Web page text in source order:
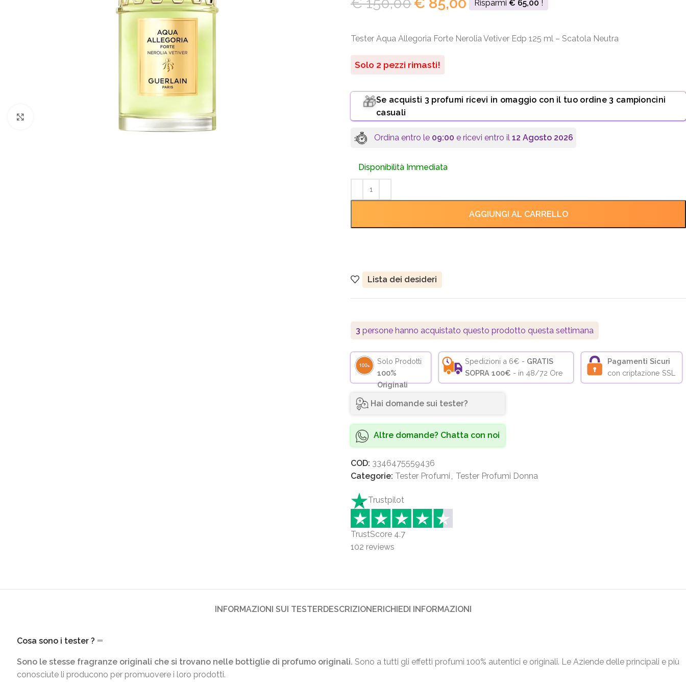
Risparmi € 65,00 !
Tester Aqua Allegoria Forte Nerolia Vetiver Edp 125 ml – Scatola Neutra
Solo 2 pezzi rimasti!
🎁Se acquisti 3 profumi ricevi in omaggio con il tuo ordine 3 campioncini
casuali
Ordina entro le 09:00 e ricevi entro il 12 Agosto 2026
Disponibilità Immediata
AGGIUNGI AL CARRELLO
Lista dei desideri
3 persone hanno acquistato questo prodotto questa settimana
Solo Prodotti
100%
Originali
Spedizioni a 6€ - GRATIS
SOPRA 100€ - in 48/72 Ore
Pagamenti Sicuri
con criptazione SSL
Hai domande sui tester?
Altre domande? Chatta con noi
COD: 3346475559436
Categorie: Tester Profumi Tester Profumi Donna
Trustpilot
TrustScore 4.7
102 reviews
INFORMAZIONI SUI TESTERDESCRIZIONERICHIEDI INFORMAZIONI
Cosa sono i tester ?
Sono le stesse fragranze originali che si trovano nelle bottiglie di profumo originali. Sono a tutti gli effetti profumi 100% autentici e originali. Le Aziende delle principali e più
conosciute li producono per promuovere i loro prodotti.